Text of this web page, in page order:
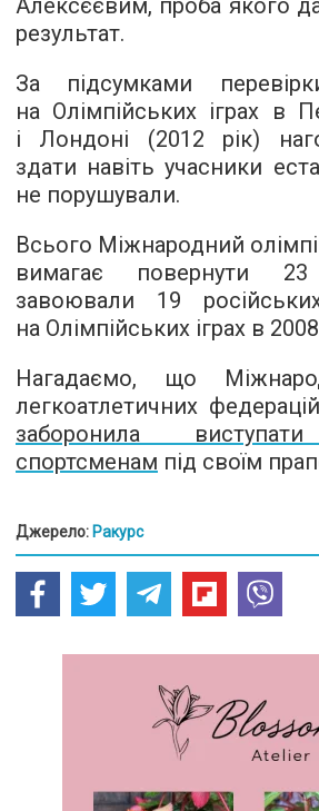
результат.
За підсумками
на Олімпійських іграх в
і Лондоні (2012 рік)
здати навіть учасники
не порушували.
Всього Міжнародний
вимагає повернути
завоювали 19
на Олімпійських іграх в
Нагадаємо, що
легкоатлетичних
заборонила
спортсменам під своїм
Джерело: Ракурс